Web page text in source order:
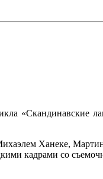
«Скандинавские
Ханеке,
кадрами со